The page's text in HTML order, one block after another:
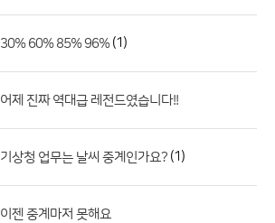
30% 60% 85% 96%(1)
어제 진짜 역대급 레전드였습니다!!
기상청 업무는 날씨 중계인가요? (1)
이젠 중계마저 못해요